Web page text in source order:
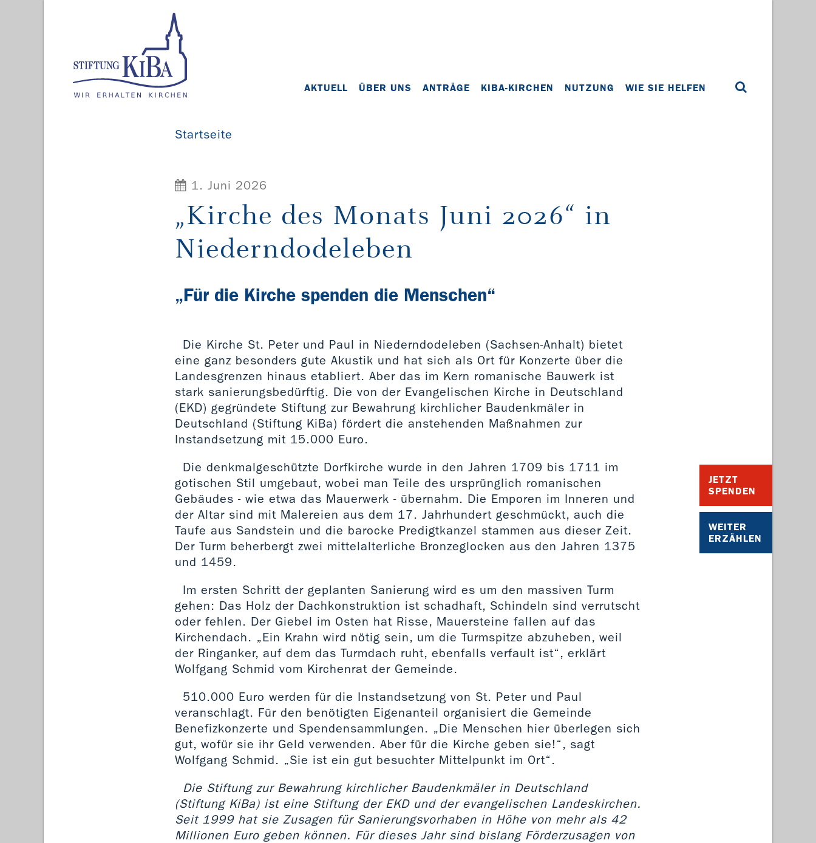
AKTUELL ÜBER UNS ANTRÄGE KIBA-KIRCHEN NUTZUNG WIE SIE HELFEN
JETZT
SPENDEN
WEITER
ERZÄHLEN
Startseite
1. Juni 2026
„Kirche des Monats Juni 2026“ in
Niederndodeleben
„Für die Kirche spenden die Menschen“
Die Kirche St. Peter und Paul in Niederndodeleben (Sachsen-Anhalt) bietet
eine ganz besonders gute Akustik und hat sich als Ort für Konzerte über die
Landesgrenzen hinaus etabliert. Aber das im Kern romanische Bauwerk ist
stark sanierungsbedürftig. Die von der Evangelischen Kirche in Deutschland
(EKD) gegründete Stiftung zur Bewahrung kirchlicher Baudenkmäler in
Deutschland (Stiftung KiBa) fördert die anstehenden Maßnahmen zur
Instandsetzung mit 15.000 Euro.
Die denkmalgeschützte Dorfkirche wurde in den Jahren 1709 bis 1711 im
gotischen Stil umgebaut, wobei man Teile des ursprünglich romanischen
Gebäudes - wie etwa das Mauerwerk - übernahm. Die Emporen im Inneren und
der Altar sind mit Malereien aus dem 17. Jahrhundert geschmückt, auch die
Taufe aus Sandstein und die barocke Predigtkanzel stammen aus dieser Zeit.
Der Turm beherbergt zwei mittelalterliche Bronzeglocken aus den Jahren 1375
und 1459.
Im ersten Schritt der geplanten Sanierung wird es um den massiven Turm
gehen: Das Holz der Dachkonstruktion ist schadhaft, Schindeln sind verrutscht
oder fehlen. Der Giebel im Osten hat Risse, Mauersteine fallen auf das
Kirchendach. „Ein Krahn wird nötig sein, um die Turmspitze abzuheben, weil
der Ringanker, auf dem das Turmdach ruht, ebenfalls verfault ist“, erklärt
Wolfgang Schmid vom Kirchenrat der Gemeinde.
510.000 Euro werden für die Instandsetzung von St. Peter und Paul
veranschlagt. Für den benötigten Eigenanteil organisiert die Gemeinde
Benefizkonzerte und Spendensammlungen. „Die Menschen hier überlegen sich
gut, wofür sie ihr Geld verwenden. Aber für die Kirche geben sie!“, sagt
Wolfgang Schmid. „Sie ist ein gut besuchter Mittelpunkt im Ort“.
Die Stiftung zur Bewahrung kirchlicher Baudenkmäler in Deutschland
(Stiftung KiBa) ist eine Stiftung der EKD und der evangelischen Landeskirchen.
Seit 1999 hat sie Zusagen für Sanierungsvorhaben in Höhe von mehr als 42
Millionen Euro geben können. Für dieses Jahr sind bislang Förderzusagen von